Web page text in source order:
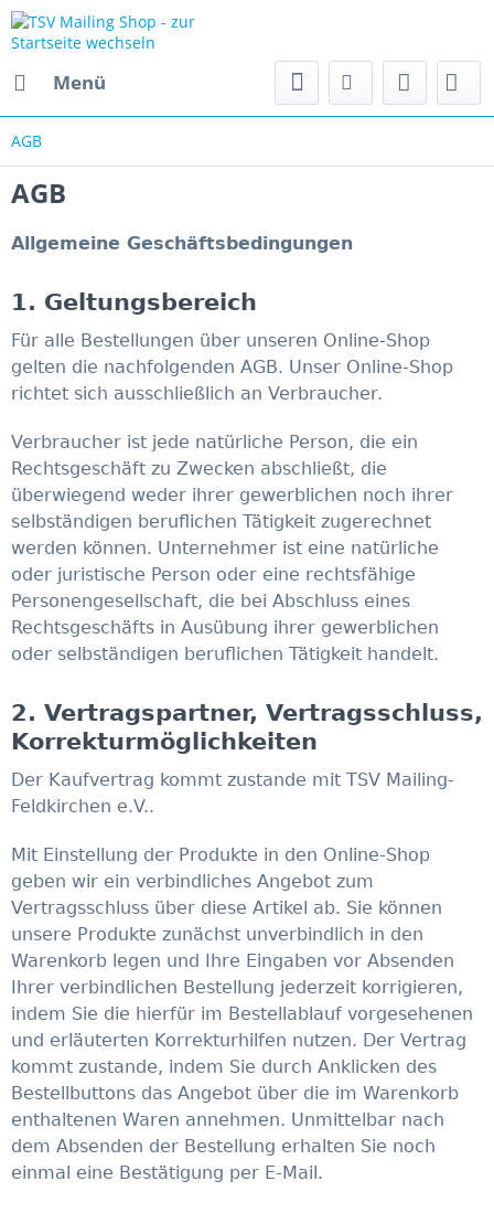
Menü
AGB
AGB
Allgemeine Geschäftsbedingungen
1. Geltungsbereich
Für alle Bestellungen über unseren Online-Shop
gelten die nachfolgenden AGB. Unser Online-Shop
richtet sich ausschließlich an Verbraucher.
Verbraucher ist jede natürliche Person, die ein
Rechtsgeschäft zu Zwecken abschließt, die
überwiegend weder ihrer gewerblichen noch ihrer
selbständigen beruflichen Tätigkeit zugerechnet
werden können. Unternehmer ist eine natürliche
oder juristische Person oder eine rechtsfähige
Personengesellschaft, die bei Abschluss eines
Rechtsgeschäfts in Ausübung ihrer gewerblichen
oder selbständigen beruflichen Tätigkeit handelt.
2. Vertragspartner, Vertragsschluss,
Korrekturmöglichkeiten
Der Kaufvertrag kommt zustande mit TSV Mailing-
Feldkirchen e.V..
Mit Einstellung der Produkte in den Online-Shop
geben wir ein verbindliches Angebot zum
Vertragsschluss über diese Artikel ab. Sie können
unsere Produkte zunächst unverbindlich in den
Warenkorb legen und Ihre Eingaben vor Absenden
Ihrer verbindlichen Bestellung jederzeit korrigieren,
indem Sie die hierfür im Bestellablauf vorgesehenen
und erläuterten Korrekturhilfen nutzen. Der Vertrag
kommt zustande, indem Sie durch Anklicken des
Bestellbuttons das Angebot über die im Warenkorb
enthaltenen Waren annehmen. Unmittelbar nach
dem Absenden der Bestellung erhalten Sie noch
einmal eine Bestätigung per E-Mail.